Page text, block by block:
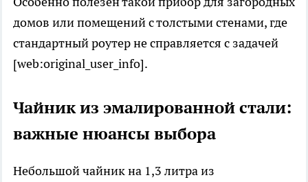
домов или помещений с толстыми стенами, где
стандартный роутер не справляется с задачей
[web:original_user_info].
Чайник из эмалированной стали:
важные нюансы выбора
Небольшой чайник на 1,3 литра из